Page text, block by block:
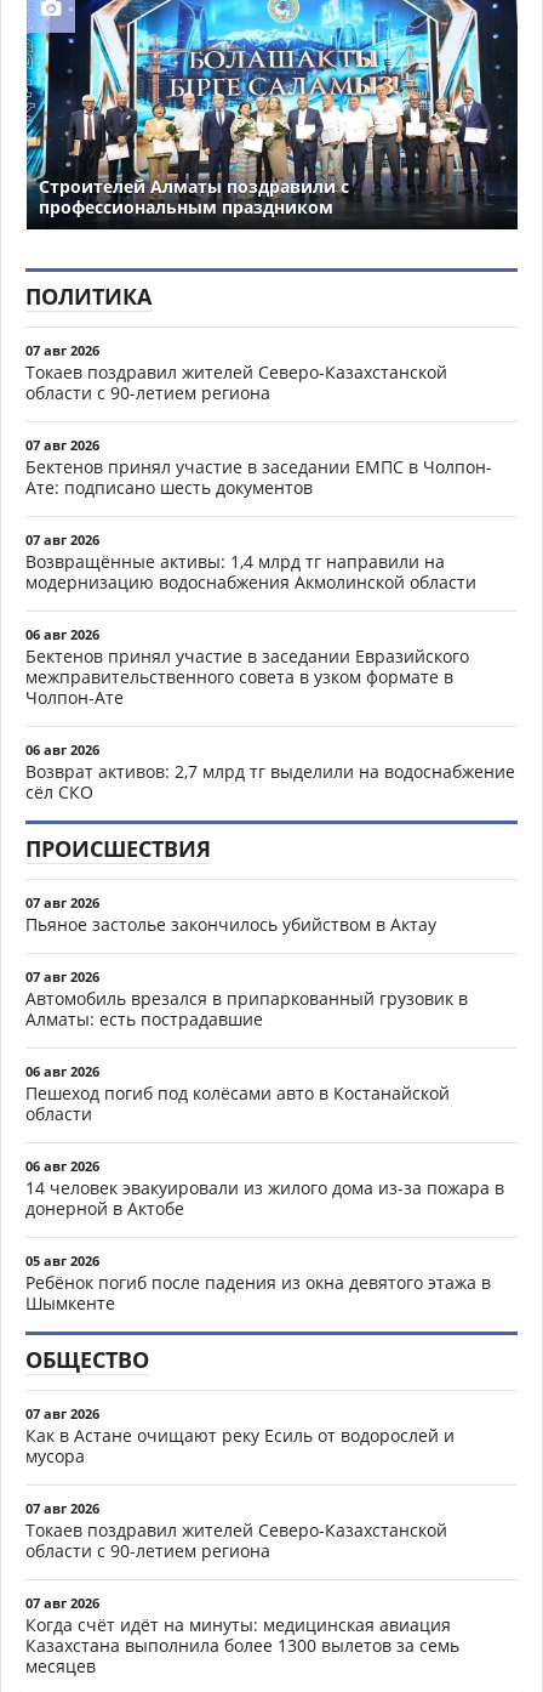
Строителей Алматы поздравили с
профессиональным праздником
ПОЛИТИКА
07 авг 2026
Токаев поздравил жителей Северо-Казахстанской
области с 90-летием региона
07 авг 2026
Бектенов принял участие в заседании ЕМПС в Чолпон-
Ате: подписано шесть документов
07 авг 2026
Возвращённые активы: 1,4 млрд тг направили на
модернизацию водоснабжения Акмолинской области
06 авг 2026
Бектенов принял участие в заседании Евразийского
межправительственного совета в узком формате в
Чолпон-Ате
06 авг 2026
Возврат активов: 2,7 млрд тг выделили на водоснабжение
сёл СКО
ПРОИСШЕСТВИЯ
07 авг 2026
Пьяное застолье закончилось убийством в Актау
07 авг 2026
Автомобиль врезался в припаркованный грузовик в
Алматы: есть пострадавшие
06 авг 2026
Пешеход погиб под колёсами авто в Костанайской
области
06 авг 2026
14 человек эвакуировали из жилого дома из-за пожара в
донерной в Актобе
05 авг 2026
Ребёнок погиб после падения из окна девятого этажа в
Шымкенте
ОБЩЕСТВО
07 авг 2026
Как в Астане очищают реку Есиль от водорослей и
мусора
07 авг 2026
Токаев поздравил жителей Северо-Казахстанской
области с 90-летием региона
07 авг 2026
Когда счёт идёт на минуты: медицинская авиация
Казахстана выполнила более 1300 вылетов за семь
месяцев